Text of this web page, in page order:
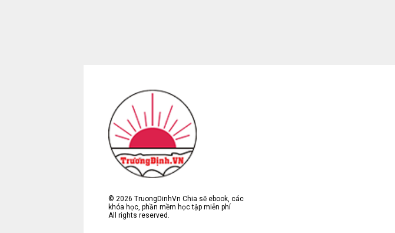
©2026 TruongDinhVn Chia sẽ ebook, các
khóa học, phần mềm học tập miễn phí
All rights reserved.